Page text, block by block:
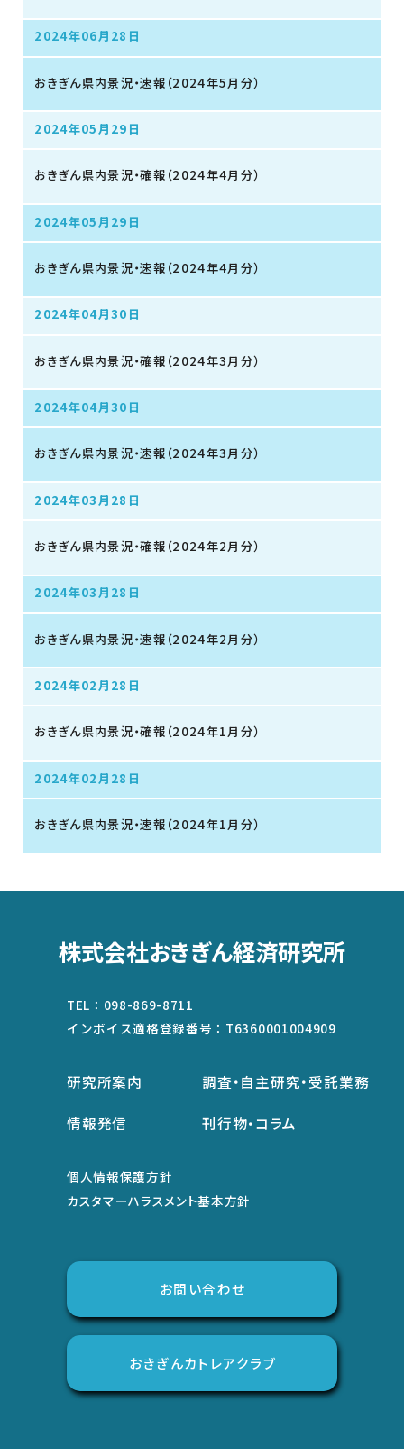
2024年06月28日
おきぎん県内景況・速報（2024年5月分）
2024年05月29日
おきぎん県内景況・確報（2024年4月分）
2024年05月29日
おきぎん県内景況・速報（2024年4月分）
2024年04月30日
おきぎん県内景況・確報（2024年3月分）
2024年04月30日
おきぎん県内景況・速報（2024年3月分）
2024年03月28日
おきぎん県内景況・確報（2024年2月分）
2024年03月28日
おきぎん県内景況・速報（2024年2月分）
2024年02月28日
おきぎん県内景況・確報（2024年1月分）
2024年02月28日
おきぎん県内景況・速報（2024年1月分）
株式会社おきぎん経済研究所
TEL： 098-869-8711
インボイス適格登録番号： T6360001004909
研究所案内
情報発信
調査・自主研究・受託業務
刊行物・コラム
個人情報保護方針
カスタマーハラスメント基本方針
お問い合わせ
おきぎんカトレアクラブ